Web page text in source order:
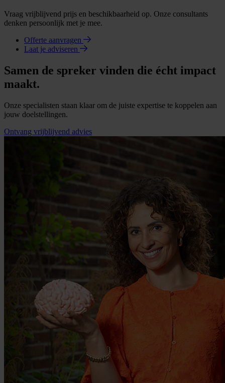
Vraag vrijblijvend prijs en beschikbaarheid op. Onze consultants
denken persoonlijk met je mee.
Offerte aanvragen
Laat je adviseren
Samen de spreker vinden die écht impact
maakt.
Onze specialisten staan klaar om de juiste expertise te koppelen aan
jouw doelstellingen.
Ontvang vrijblijvend advies